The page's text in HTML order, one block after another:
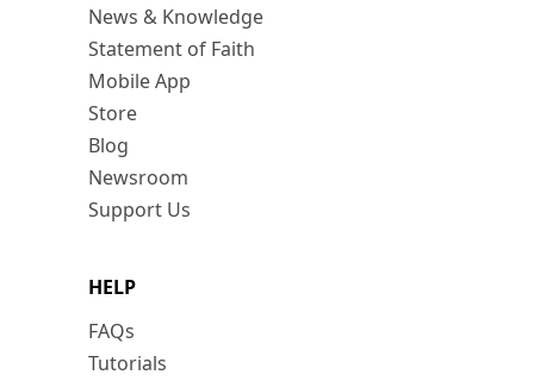
News & Knowledge
Statement of Faith
Mobile App
Store
Blog
Newsroom
Support Us
HELP
FAQs
Tutorials